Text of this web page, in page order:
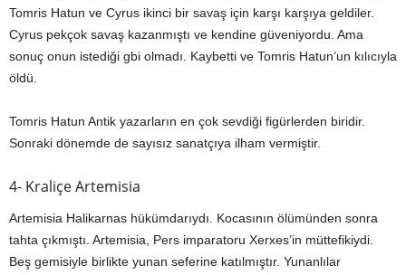
Tomris Hatun ve Cyrus ikinci bir savaş için karşı karşıya geldiler.
Cyrus pekçok savaş kazanmıştı ve kendine güveniyordu. Ama
sonuç onun istediği gbi olmadı. Kaybetti ve Tomris Hatun’un kılıcıyla
öldü.
Tomris Hatun Antik yazarların en çok sevdiği figürlerden biridir.
Sonraki dönemde de sayısız sanatçıya ilham vermiştir.
4- Kraliçe Artemisia
Artemisia Halikarnas hükümdarıydı. Kocasının ölümünden sonra
tahta çıkmıştı. Artemisia, Pers imparatoru Xerxes’in müttefikiydi.
Beş gemisiyle birlikte yunan seferine katılmıştır. Yunanlılar